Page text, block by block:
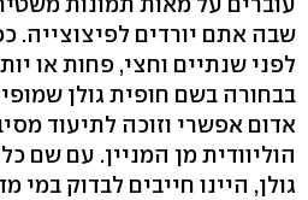
שבה אתם יורדים לפיצוצייה.
לפני שנתיים וחצי, פחות או
בבחורה בשם חופית גולן
אדום אפשרי וזוכה לתיעוד
הוליוודית מן המניין. עם שם
גולן, היינו חייבים לבדוק במי